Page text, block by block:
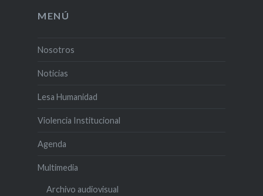
MENÚ
Nosotros
Noticias
Lesa Humanidad
Violencia Institucional
Agenda
Multimedia
Archivo audiovisual